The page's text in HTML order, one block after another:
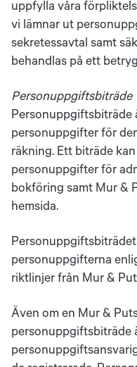
uppfylla våra
vi lämnar ut
sekretessavtal samt
behandlas på ett
Personuppgiftsbiträde
Personuppgiftsbiträde
personuppgifter för
räkning. Ett biträde
personuppgifter för
bokföring samt Mur &
hemsida.
personuppgifterna
riktlinjer från Mur &
Även om en Mur &
personuppgiftsbiträde